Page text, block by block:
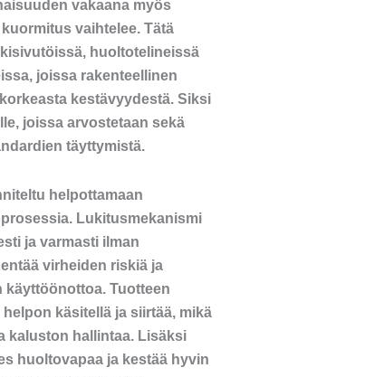
vakaana myös
vaihtelee. Tätä
huoltotelineissä
joissa rakenteellinen
kestävyydestä. Siksi
joissa arvostetaan sekä
täyttymistä.
helpottamaan
Lukitusmekanismi
ja varmasti ilman
virheiden riskiä ja
Tuotteen
käsitellä ja siirtää, mikä
kaluston hallintaa. Lisäksi
huoltovapaa ja kestää hyvin